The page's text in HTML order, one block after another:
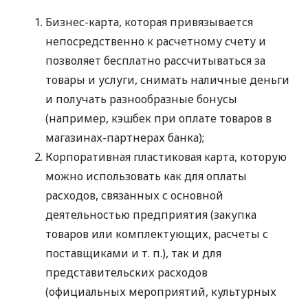
Бизнес-карта, которая привязывается
непосредственно к расчетному счету и
позволяет бесплатно рассчитываться за
товары и услуги, снимать наличные деньги
и получать разнообразные бонусы
(например, кэшбек при оплате товаров в
магазинах-партнерах банка);
Корпоративная пластиковая карта, которую
можно использовать как для оплаты
расходов, связанных с основной
деятельностью предприятия (закупка
товаров или комплектующих, расчеты с
поставщиками и т. п.), так и для
представительских расходов
(официальных мероприятий, культурных